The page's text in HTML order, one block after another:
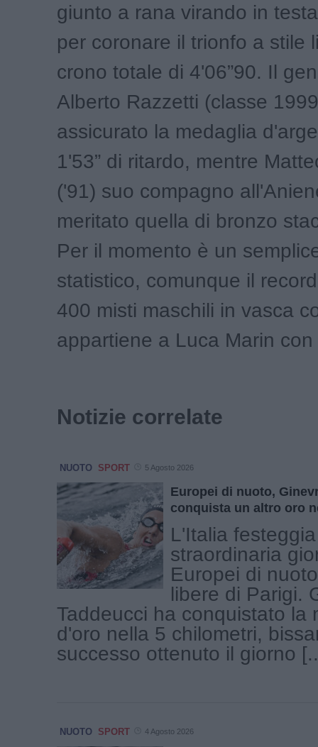
giunto a rana virando in
per coronare il trionfo a stile
crono totale di 4'06”90. Il
Alberto Razzetti (classe
assicurato la medaglia
1'53” di ritardo, mentre
('91) suo compagno
meritato quella di bronzo
Per il momento è un
statistico, comunque il
400 misti maschili in vasca
appartiene a Luca Marin con
Notizie correlate
NUOTO SPORT 5 Agosto 2026
Europei di nuoto,
conquista un altro oro
L'Italia
straordinaria
Europei di
libere di Parigi.
Taddeucci ha conquistato la
d'oro nella 5 chilometri,
successo ottenuto il giorno
NUOTO SPORT 4 Agosto 2026